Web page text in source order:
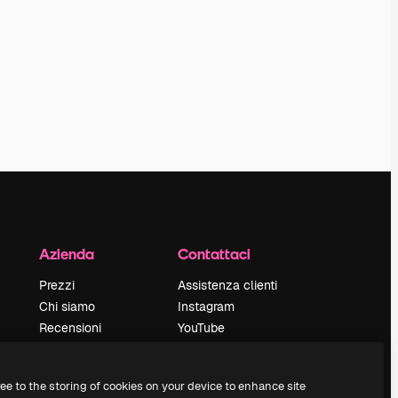
Azienda
Prezzi
Chi siamo
Recensioni
Blog
Contattaci
Assistenza clienti
Instagram
YouTube
Discord
to the storing of cookies on your device to enhance site